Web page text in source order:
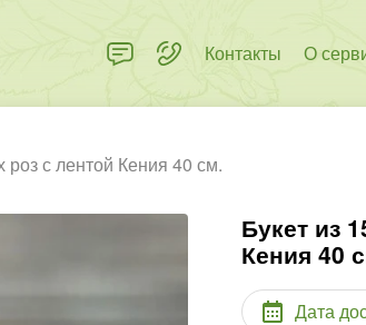
Контакты О
роз с лентой Кения 40 см.
Букет из
Кения 40
Дата